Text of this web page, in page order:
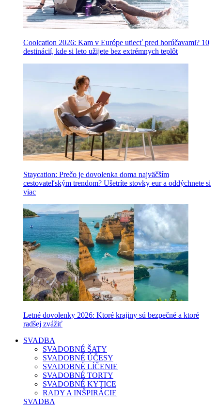
Coolcation 2026: Kam v Európe utiecť pred horúčavami? 10
destinácií, kde si leto užijete bez extrémnych teplôt
Staycation: Prečo je dovolenka doma najväčším
cestovateľským trendom? Ušetríte stovky eur a oddýchnete si
viac
Letné dovolenky 2026: Ktoré krajiny sú bezpečné a ktoré
radšej zvážiť
SVADBA
SVADOBNÉ ŠATY
SVADOBNÉ ÚČESY
SVADOBNÉ LÍČENIE
SVADOBNÉ TORTY
SVADOBNÉ KYTICE
RADY A INŠPIRÁCIE
SVADBA